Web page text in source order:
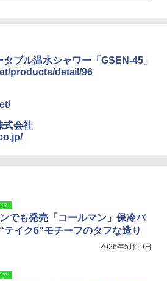
ブル温水シャワー「GSEN-45」
products/detail/96
式会社
でも発売「コールマン」保冷バ
テイク6”モチーフのタフな造り
2026年5月19日